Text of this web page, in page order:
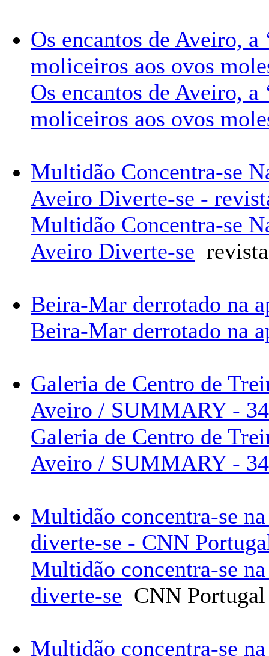
Os encantos de Aveiro, a
moliceiros aos ovos
Os encantos de Aveiro, a
moliceiros aos ovos
Multidão Concentra-se
Aveiro Diverte-se -
Multidão Concentra-se
Aveiro Diverte-se
Beira-Mar derrotado na
Beira-Mar derrotado na
Galeria de Centro de
Aveiro / SUMMARY -
Galeria de Centro de
Aveiro / SUMMARY - 34
Multidão concentra-se
diverte-se - CNN
Multidão concentra-se
diverte-se CNN Portugal
Multidão concentra-se